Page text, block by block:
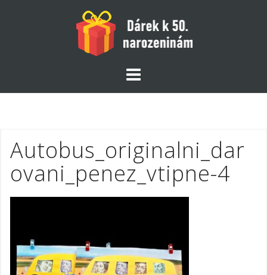
Autobus_originalni_dar
ovani_penez_vtipne-4